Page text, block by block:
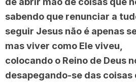
sabendo que renunciar a
seguir Jesus não é apenas
mas viver como Ele viveu,
colocando o Reino de Deus
desapegando-se das coisas